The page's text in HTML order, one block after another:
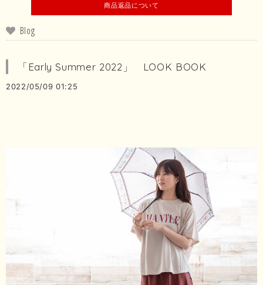
商品返品について
Blog
「Early Summer 2022」 LOOK BOOK
2022/05/09 01:25